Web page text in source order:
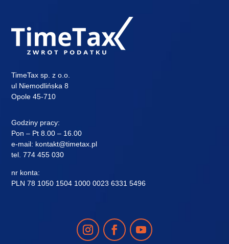
TimeTax sp. z o.o.
ul Niemodlińska 8
Opole 45-710
Godziny pracy:
Pon – Pt 8.00 – 16.00
e-mail: kontakt@timetax.pl
tel.774 455 030
nr konta:
PLN 78 1050 1504 1000 0023 6331 5496